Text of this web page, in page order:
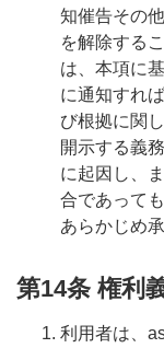
知催告その
を解除する
は、本項に
に通知すれ
び根拠に関
開示する義
に起因し、
合であって
あらかじめ
第14条 権利
利用者は、